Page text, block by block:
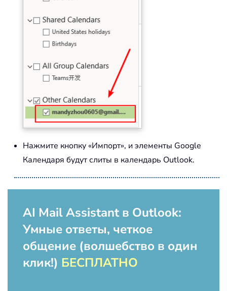
Нажмите кнопку «Импорт», и элементы Google
Календаря будут слиты в календарь Outlook.
AI Mail Assistant в Outlook:
Умные ответы, четкое
общение (волшебство в один
клик!) БЕСПЛАТНО